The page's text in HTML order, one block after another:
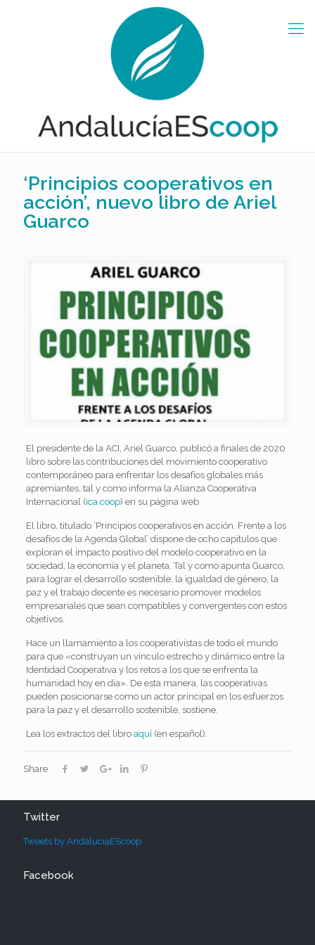
‘Principios cooperativos en
acción’, nuevo libro de Ariel
Guarco
El presidente de la ACI, Ariel Guarco, publicó a finales de 2020
libro sobre las contribuciones del movimiento cooperativo
contemporáneo para enfrentar los desafíos globales más
apremiantes, tal y como informa la Alianza Cooperativa
Internacional (ica.coop) en su página web.
El libro, titulado ‘Principios cooperativos en acción. Frente a los
desafíos de la Agenda Global’ dispone de ocho capítulos que
exploran el impacto positivo del modelo cooperativo en la
sociedad, la economía y el planeta. Tal y como apunta Guarco,
para lograr el desarrollo sostenible, la igualdad de género, la
paz y el trabajo decente es necesario promover modelos
empresariales que sean compatibles y convergentes con estos
objetivos.
Hace un llamamiento a los cooperativistas de todo el mundo
para que «construyan un vínculo estrecho y dinámico entre la
Identidad Cooperativa y los retos a los que se enfrenta la
humanidad hoy en día». De esta manera, las cooperativas
pueden posicionarse como un actor principal en los esfuerzos
para la paz y el desarrollo sostenible, sostiene.
Lea los extractos del libro aquí(en español).
Share
Twitter
Tweets by AndaluciaEScoop
Facebook